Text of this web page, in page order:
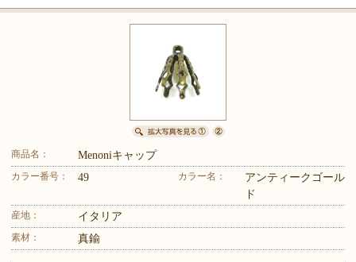
商品名： Menoniキャップ
カラー番号： 49 カラー名：
アンティークゴール
ド
産地： イタリア
素材： 真鍮